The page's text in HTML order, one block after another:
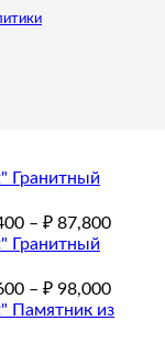
– ₽ 87,800
– ₽ 98,000